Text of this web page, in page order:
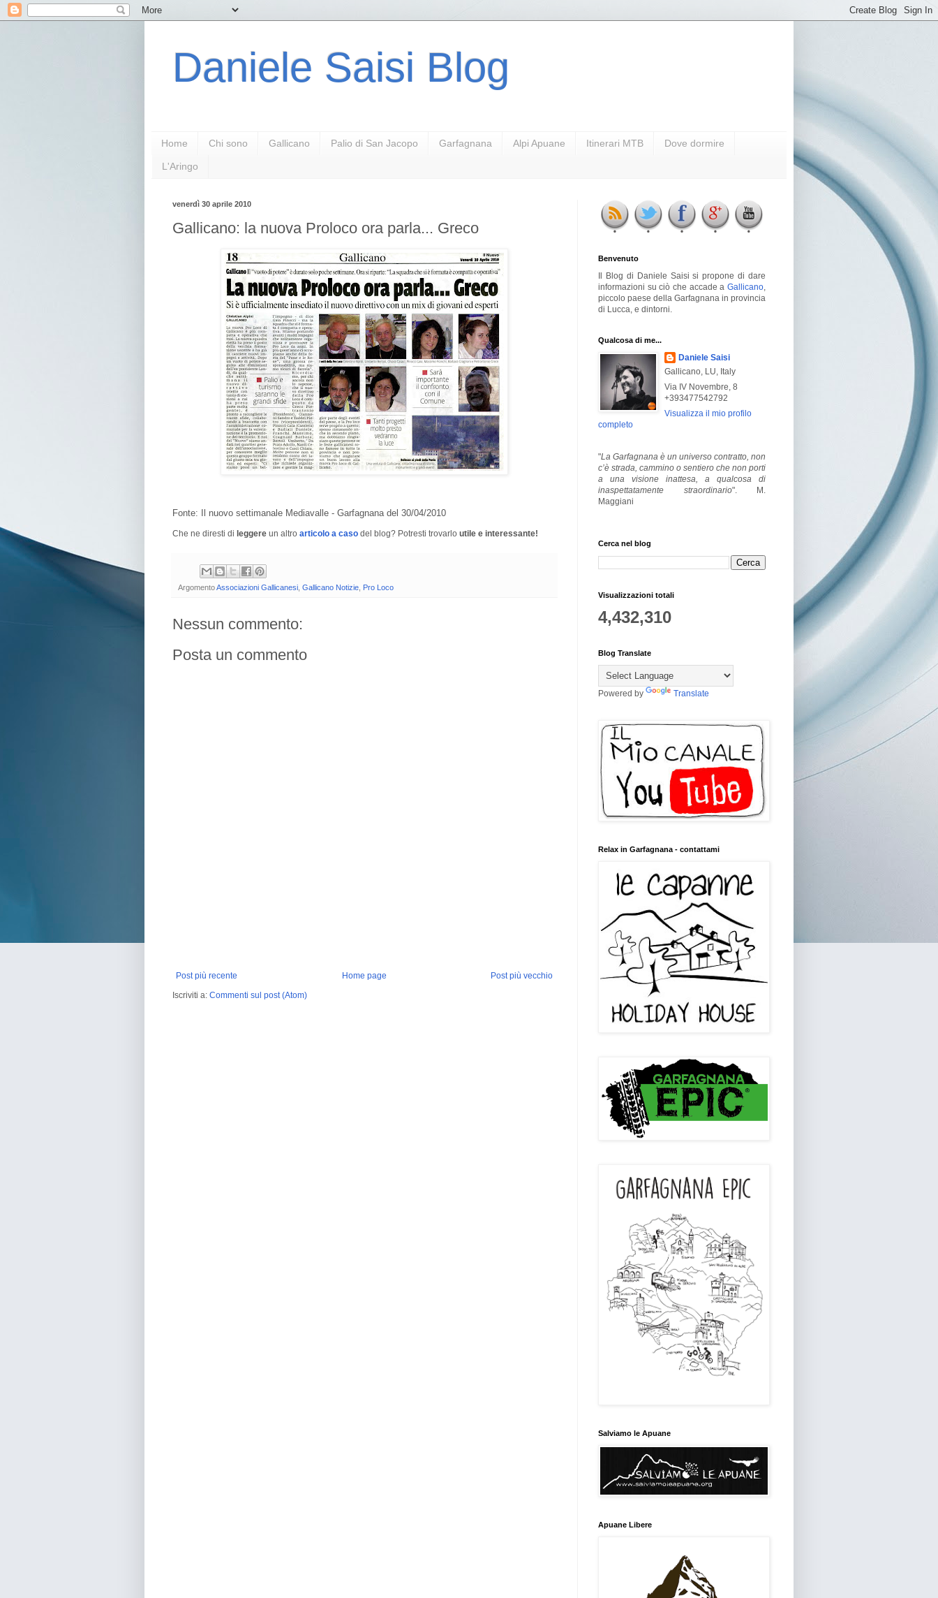
Daniele Saisi Blog
Home Chi sono Gallicano Palio di San Jacopo Garfagnana Alpi Apuane Itinerari MTB Dove dormire
L'Aringo
venerdì 30 aprile 2010
Gallicano: la nuova Proloco ora parla... Greco
Fonte: Il nuovo settimanale Mediavalle - Garfagnana del 30/04/2010
Che ne diresti di leggere un altro articolo a caso del blog? Potresti trovarlo utile e interessante!
ArgomentoAssociazioni Gallicanesi Gallicano Notizie Pro Loco
Nessun commento:
Posta un commento
Post più recente Post più vecchio
Home page
Iscriviti a: Commenti sul post (Atom)
Benvenuto
Il Blog di Daniele Saisi si propone di dare
informazioni su ciò che accade a Gallicano
piccolo paese della Garfagnana in provincia
di Lucca, e dintorni.
Qualcosa di me...
Daniele Saisi
Gallicano, LU, Italy
Via IV Novembre, 8
+393477542792
Visualizza il mio profilo
completo
"La Garfagnana è un universo contratto, non
c’è strada, cammino o sentiero che non porti
a una visione inattesa, a qualcosa di
inaspettatamente straordinario". M.
Maggiani
Cerca nel blog
Visualizzazioni totali
4,432,310
Blog Translate
Powered by Translate
Relax in Garfagnana - contattami
Salviamo le Apuane
Apuane Libere